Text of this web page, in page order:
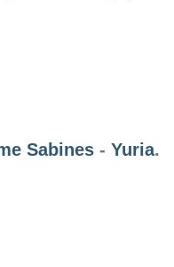
Sabines - Yuria.